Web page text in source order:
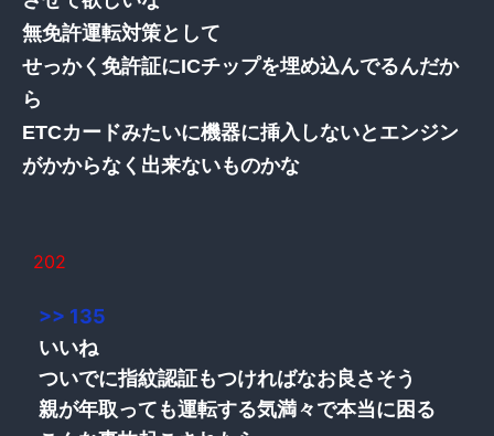
無免許運転対策として
せっかく免許証にICチップを埋め込んでるんだか
ら
ETCカードみたいに機器に挿入しないとエンジン
がかからなく出来ないものかな
202
>> 135
いいね
ついでに指紋認証もつければなお良さそう
親が年取っても運転する気満々で本当に困る